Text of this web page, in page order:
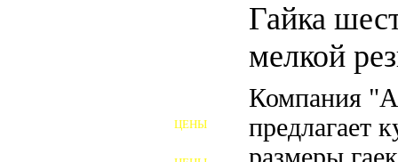
Гайка
мелкой
Компания
предлагает
ЦЕНЫ